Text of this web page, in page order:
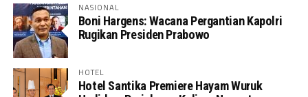
NASIONAL
Boni Hargens: Wacana Pergantian Kapolri
Rugikan Presiden Prabowo
HOTEL
Hotel Santika Premiere Hayam Wuruk